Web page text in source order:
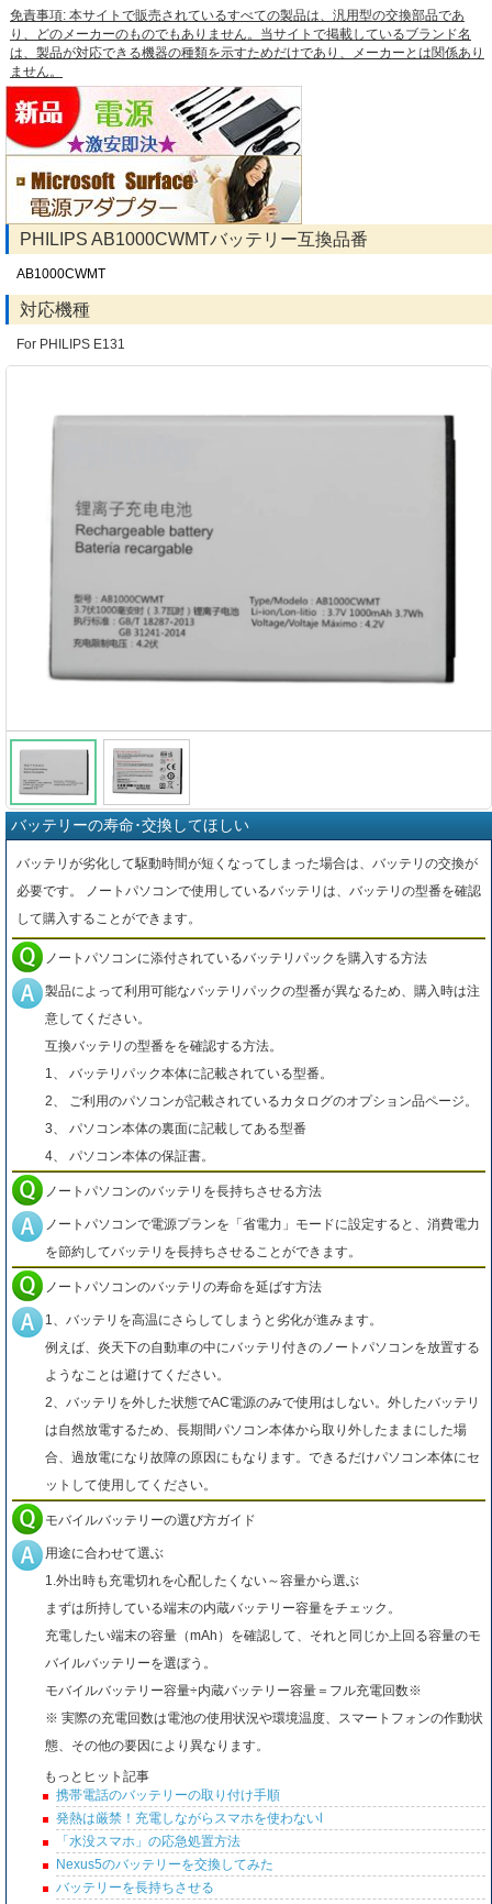
免責事項: 本サイトで販売されているすべての製品は、汎用型の交換部品であ
り、どのメーカーのものでもありません。当サイトで掲載しているブランド名
は、製品が対応できる機器の種類を示すためだけであり、メーカーとは関係あり
ません。
PHILIPS AB1000CWMTバッテリー互換品番
AB1000CWMT
対応機種
For PHILIPS E131
バッテリーの寿命･交換してほしい
バッテリが劣化して駆動時間が短くなってしまった場合は、バッテリの交換が
必要です。 ノートパソコンで使用しているバッテリは、バッテリの型番を確認
して購入することができます。
ノートパソコンに添付されているバッテリパックを購入する方法
製品によって利用可能なバッテリパックの型番が異なるため、購入時は注
意してください。
互換バッテリの型番をを確認する方法。
1、 バッテリパック本体に記載されている型番。
2、 ご利用のパソコンが記載されているカタログのオプション品ページ。
3、 パソコン本体の裏面に記載してある型番
4、 パソコン本体の保証書。
ノートパソコンのバッテリを長持ちさせる方法
ノートパソコンで電源プランを「省電力」モードに設定すると、消費電力
を節約してバッテリを長持ちさせることができます。
ノートパソコンのバッテリの寿命を延ばす方法
1、バッテリを高温にさらしてしまうと劣化が進みます。
例えば、炎天下の自動車の中にバッテリ付きのノートパソコンを放置する
ようなことは避けてください。
2、バッテリを外した状態でAC電源のみで使用はしない。外したバッテリ
は自然放電するため、長期間パソコン本体から取り外したままにした場
合、過放電になり故障の原因にもなります。できるだけパソコン本体にセ
ットして使用してください。
モバイルバッテリーの選び方ガイド
用途に合わせて選ぶ
1.外出時も充電切れを心配したくない～容量から選ぶ
まずは所持している端末の内蔵バッテリー容量をチェック。
充電したい端末の容量（mAh）を確認して、それと同じか上回る容量のモ
バイルバッテリーを選ぼう。
モバイルバッテリー容量÷内蔵バッテリー容量＝フル充電回数※
※ 実際の充電回数は電池の使用状況や環境温度、スマートフォンの作動状
態、その他の要因により異なります。
もっとヒット記事
携帯電話のバッテリーの取り付け手順
発熱は厳禁！充電しながらスマホを使わないl
「水没スマホ」の応急処置方法
Nexus5のバッテリーを交換してみた
バッテリーを長持ちさせる